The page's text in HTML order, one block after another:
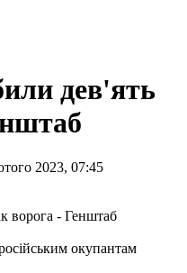
дев'ять
2023, 07:45
окупантам